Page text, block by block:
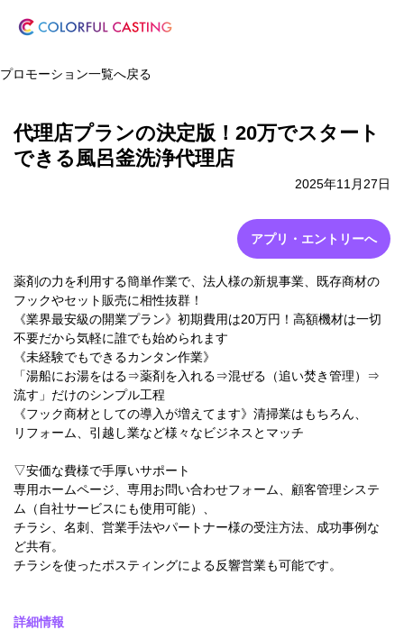
プロモーション一覧へ戻る
代理店プランの決定版！20万でスタート
できる風呂釜洗浄代理店
2025年11月27日
アプリ・エントリーへ
薬剤の力を利用する簡単作業で、法人様の新規事業、既存商材の
フックやセット販売に相性抜群！
《業界最安級の開業プラン》初期費用は20万円！高額機材は一切
不要だから気軽に誰でも始められます
《未経験でもできるカンタン作業》
「湯船にお湯をはる⇒薬剤を入れる⇒混ぜる（追い焚き管理）⇒
流す」だけのシンプル工程
《フック商材としての導入が増えてます》清掃業はもちろん、
リフォーム、引越し業など様々なビジネスとマッチ
▽安価な費様で手厚いサポート
専用ホームページ、専用お問い合わせフォーム、顧客管理システ
ム（自社サービスにも使用可能）、
チラシ、名刺、営業手法やパートナー様の受注方法、成功事例な
ど共有。
チラシを使ったポスティングによる反響営業も可能です。
詳細情報